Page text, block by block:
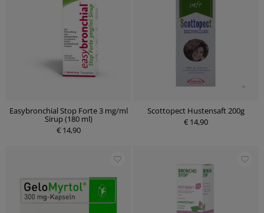
Easybronchial Stop Forte 3 mg/ml
Sirup (180 ml)
€ 14,90
Scottopect Hustensaft 200g
€ 14,90